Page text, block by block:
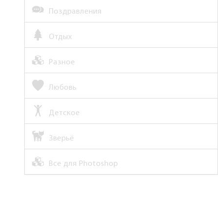
Поздравления
Отдых
Разное
Любовь
Детское
Зверьё
Все для Photoshop